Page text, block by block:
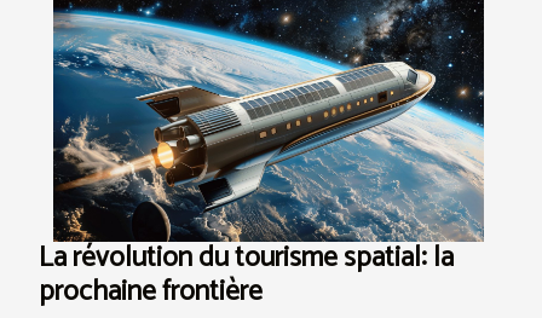
La révolution du tourisme spatial: la
prochaine frontière